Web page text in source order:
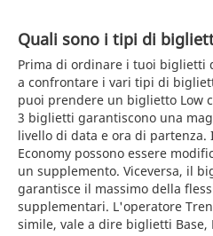
Quali sono i tipi di
Prima di ordinare i tuoi biglietti
a confrontare i vari tipi di
puoi prendere un biglietto Low
3 biglietti garantiscono una
livello di data e ora di partenza.
Economy possono essere
un supplemento. Viceversa, il
garantisce il massimo della
supplementari. L'operatore
simile, vale a dire biglietti Base,